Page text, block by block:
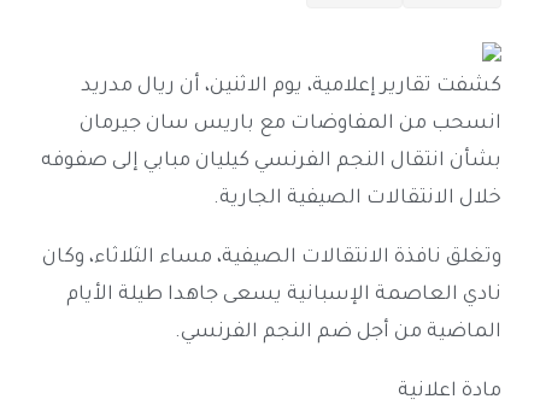
كشفت تقارير إعلامية، يوم الاثنين، أن ريال مدريد
انسحب من المفاوضات مع باريس سان جيرمان
بشأن انتقال النجم الفرنسي كيليان مبابي إلى صفوفه
خلال الانتقالات الصيفية الجارية.
وتغلق نافذة الانتقالات الصيفية، مساء الثلاثاء، وكان
نادي العاصمة الإسبانية يسعى جاهدا طيلة الأيام
الماضية من أجل ضم النجم الفرنسي.
مادة اعلانية